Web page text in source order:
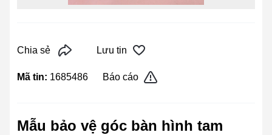
Chia sẻ Lưu tin
Mã tin: 1685486 Báo cáo
Mẫu bảo vệ góc bàn hình tam